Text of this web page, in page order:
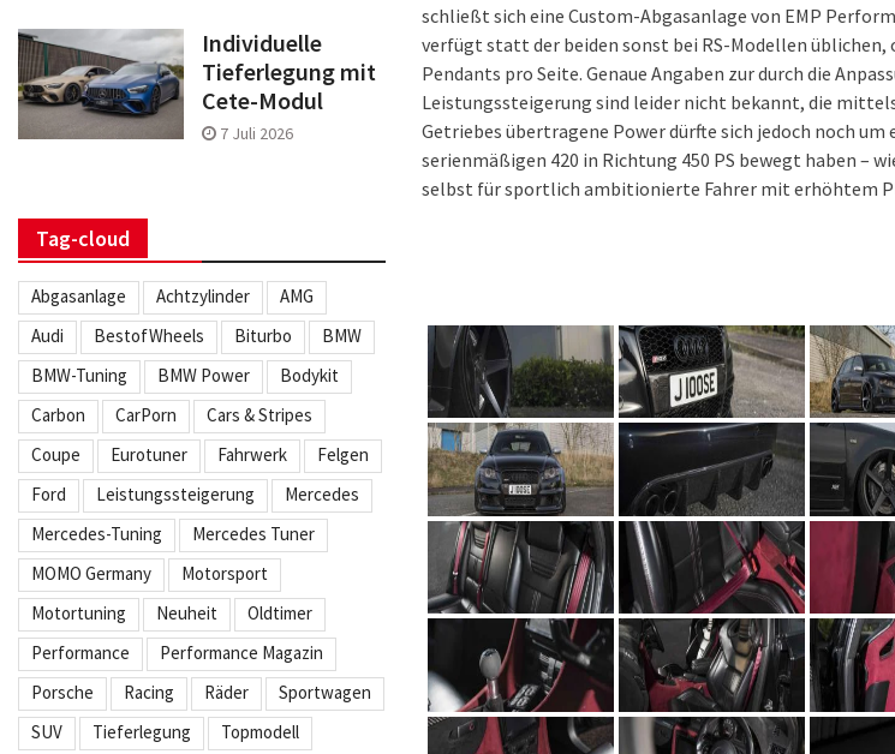
schließt sich eine Custom-Abgasanlage von EMP
verfügt statt der beiden sonst bei RS-Modellen üblichen,
Pendants pro Seite. Genaue Angaben zur durch die
Leistungssteigerung sind leider nicht bekannt, die
Getriebes übertragene Power dürfte sich jedoch noch um
serienmäßigen 420 in Richtung 450 PS bewegt haben –
selbst für sportlich ambitionierte Fahrer mit erhöhtem
Individuelle
Tieferlegung mit
Cete-Modul
7 Juli 2026
Tag-cloud
Abgasanlage Achtzylinder
AMG
Audi
BestofWheels Biturbo
BMW
BMW-Tuning
BMW Power
Bodykit
Carbon
CarPorn
Cars & Stripes
Coupe
Eurotuner Fahrwerk
Felgen
Ford
Leistungssteigerung
Mercedes
Mercedes-Tuning
Mercedes Tuner
MOMO Germany
Motorsport
Motortuning
Neuheit
Oldtimer
Performance
Performance Magazin
Porsche
Racing Räder
Sportwagen
SUV
Tieferlegung
Topmodell